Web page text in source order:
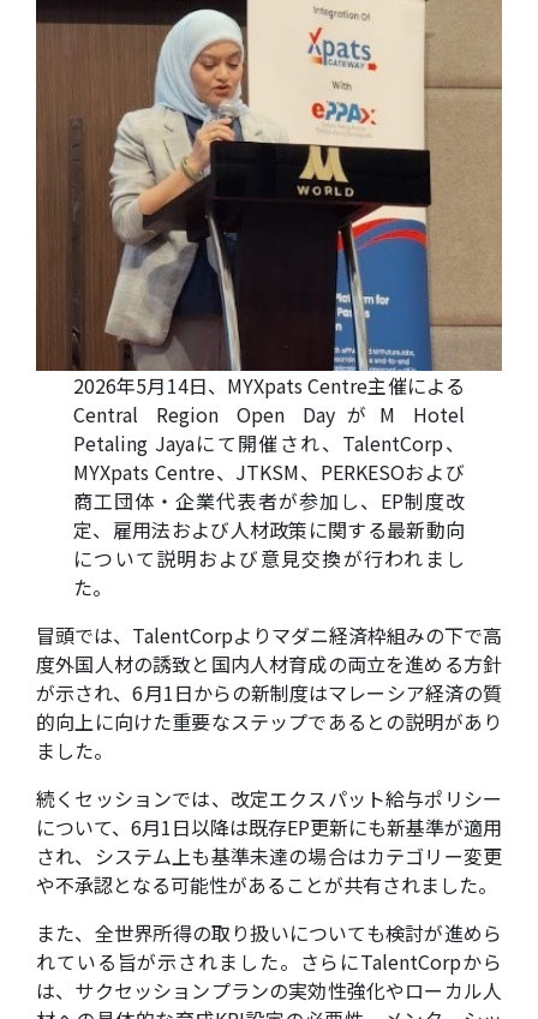
2026年5月14日、MYXpats Centre主催による
Central Region Open DayがM Hotel
Petaling Jayaにて開催され、TalentCorp、
MYXpats Centre、JTKSM、PERKESOおよび
商工団体・企業代表者が参加し、EP制度改
定、雇用法および人材政策に関する最新動向
について説明および意見交換が行われまし
た。
冒頭では、TalentCorpよりマダニ経済枠組みの下で高
度外国人材の誘致と国内人材育成の両立を進める方針
が示され、6月1日からの新制度はマレーシア経済の質
的向上に向けた重要なステップであるとの説明があり
ました。
続くセッションでは、改定エクスパット給与ポリシー
について、6月1日以降は既存EP更新にも新基準が適用
され、システム上も基準未達の場合はカテゴリー変更
や不承認となる可能性があることが共有されました。
また、全世界所得の取り扱いについても検討が進めら
れている旨が示されました。さらにTalentCorpから
は、サクセッションプランの実効性強化やローカル人